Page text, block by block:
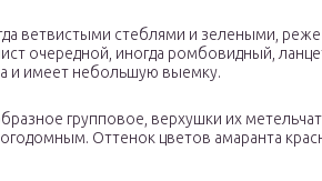
ветвистыми стеблями и зелеными,
очередной, иногда ромбовидный,
и имеет небольшую выемку.
групповое, верхушки их
Оттенок цветов амаранта